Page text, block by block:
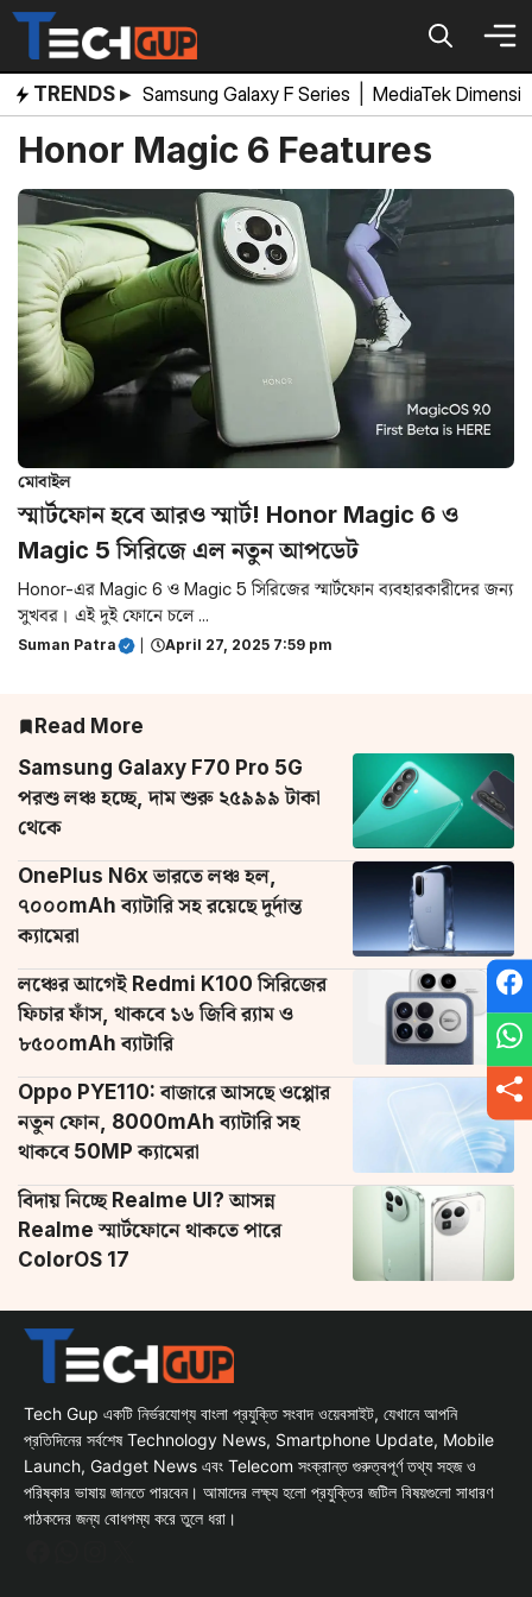
Skip
content
TRENDS ▸ Samsung Galaxy F Series MediaTek
Honor Magic 6 Features
মোবাইল
স্মার্টফোন হবে আরও স্মার্ট! Honor Magic 6 ও
Magic 5 সিরিজে এল নতুন আপডেট
Honor-এর Magic 6 ও Magic 5 সিরিজের স্মার্টফোন ব্যবহারকারীদের জন্য
সুখবর। এই দুই ফোনে চলে ...
Suman Patra April 27, 2025 7:59 pm
Read More
Samsung Galaxy F70 Pro 5G
পরশু লঞ্চ হচ্ছে, দাম শুরু ২৫৯৯৯ টাকা
থেকে
OnePlus N6x ভারতে লঞ্চ হল,
৭০০০mAh ব্যাটারি সহ রয়েছে দুর্দান্ত
ক্যামেরা
লঞ্চের আগেই Redmi K100 সিরিজের
ফিচার ফাঁস, থাকবে ১৬ জিবি র‌্যাম ও
৮৫০০mAh ব্যাটারি
Oppo PYE110: বাজারে আসছে ওপ্পোর
নতুন ফোন, 8000mAh ব্যাটারি সহ
থাকবে 50MP ক্যামেরা
বিদায় নিচ্ছে Realme UI? আসন্ন
Realme স্মার্টফোনে থাকতে পারে
ColorOS 17
Tech Gup একটি নির্ভরযোগ্য বাংলা প্রযুক্তি সংবাদ ওয়েবসাইট, যেখানে আপনি
প্রতিদিনের সর্বশেষ Technology News, Smartphone Update, Mobile
Launch, Gadget News এবং Telecom সংক্রান্ত গুরুত্বপূর্ণ তথ্য সহজ ও
পরিষ্কার ভাষায় জানতে পারবেন। আমাদের লক্ষ্য হলো প্রযুক্তির জটিল বিষয়গুলো সাধারণ
পাঠকদের জন্য বোধগম্য করে তুলে ধরা।